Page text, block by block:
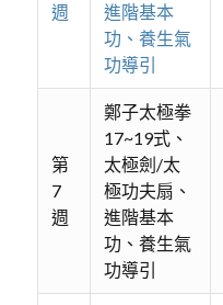
週
進階基本
功、養生氣
功導引
第
7
週
鄭子太極拳
17~19式、
太極劍/太
極功夫扇、
進階基本
功、養生氣
功導引